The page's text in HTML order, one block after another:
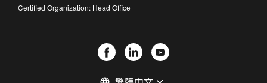
Certified Organization: Head Office